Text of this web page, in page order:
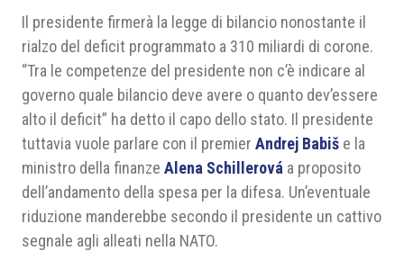
Il presidente firmerà la legge di bilancio nonostante il
rialzo del deficit programmato a 310 miliardi di corone.
“Tra le competenze del presidente non c’è indicare al
governo quale bilancio deve avere o quanto dev’essere
alto il deficit” ha detto il capo dello stato. Il presidente
tuttavia vuole parlare con il premier Andrej Babiš e la
ministro della finanze Alena Schillerová a proposito
dell’andamento della spesa per la difesa. Un’eventuale
riduzione manderebbe secondo il presidente un cattivo
segnale agli alleati nella NATO.